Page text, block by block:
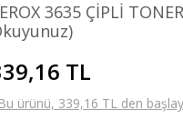
3635 ÇİPLİ
TL
ürünü, 339,16 TL den